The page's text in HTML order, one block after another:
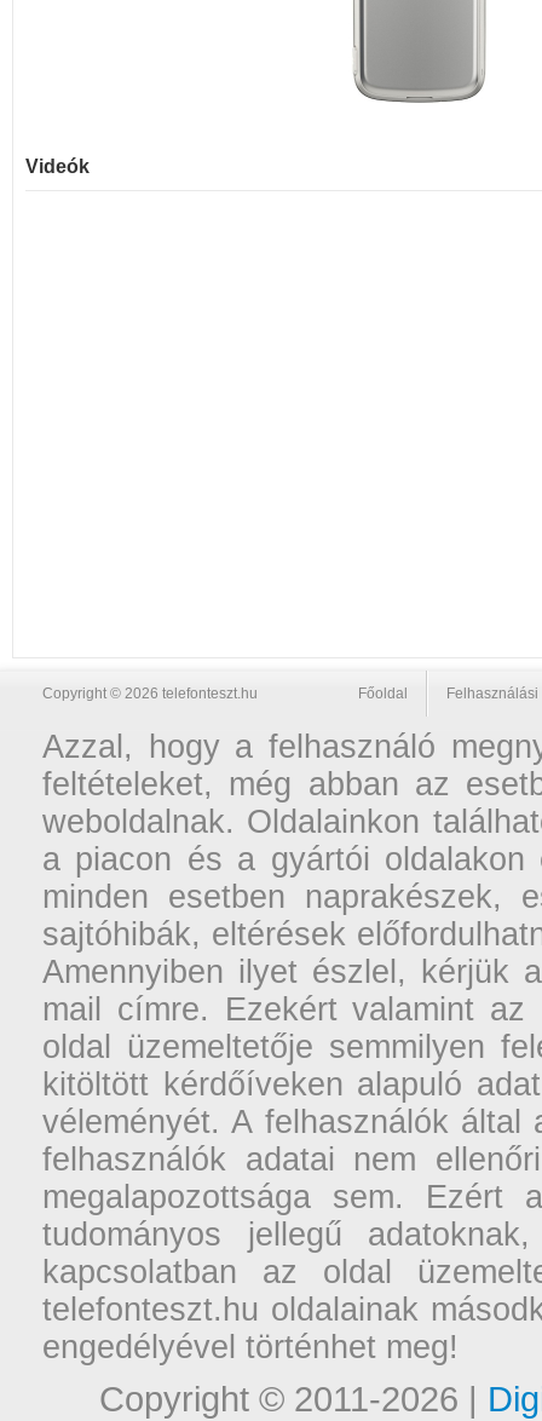
Videók
Copyright © 2026 telefonteszt.hu Főoldal
Azzal, hogy a felhasználó
feltételeket, még abban az
weboldalnak. Oldalainkon
a piacon és a gyártói oldalakon
minden esetben naprakészek,
sajtóhibák, eltérések
Amennyiben ilyet észlel, kérjük
mail címre. Ezekért valamint
oldal üzemeltetője semmilyen
kitöltött kérdőíveken alapuló
véleményét. A felhasználók
felhasználók adatai nem
megalapozottsága sem. Ezért
tudományos jellegű
kapcsolatban az oldal
telefonteszt.hu oldalainak
engedélyével történhet meg!
Copyright © 2011-2026 |